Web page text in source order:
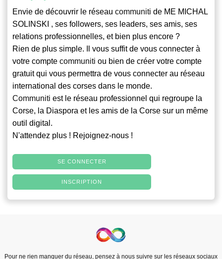
Envie de découvrir le réseau communiti de ME MICHAL
SOLINSKI , ses followers, ses leaders, ses amis, ses
relations professionnelles, et bien plus encore ?
Rien de plus simple. Il vous suffit de vous connecter à
votre compte communiti ou bien de créer votre compte
gratuit qui vous permettra de vous connecter au réseau
international des corses dans le monde.
Communiti est le réseau professionnel qui regroupe la
Corse, la Diaspora et les amis de la Corse sur un même
outil digital.
N'attendez plus ! Rejoignez-nous !
SE CONNECTER
INSCRIPTION
Pour ne rien manquer du réseau, pensez à nous suivre sur les réseaux sociaux